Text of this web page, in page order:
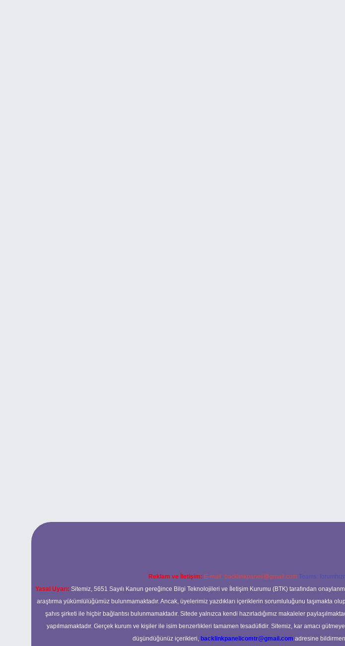
Reklam ve İletişim: E-mail: backlinkpaneli@gmail.com Teams:
Yasal Uyarı: Sitemiz, 5651 Sayılı Kanun gereğince Bilgi Teknolojileri ve İletişim Kurumu (BTK) tarafından
araştırma yükümlülüğümüz bulunmamaktadır. Ancak, üyelerimiz yazdıkları içeriklerin sorumluluğunu taşımakta
şahıs şirketi ile hiçbir bağlantısı bulunmamaktadır. Sitede yalnızca kendi hazırladığımız makaleler
yapılmamaktadır. Gerçek kurum ve kişiler ile isim benzerlikleri tamamen tesadüfidir. Sitemiz, kar amacı
düşündüğünüz içerikleri, backlinkpanelicomtr@gmail.com adresine